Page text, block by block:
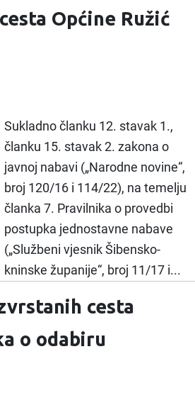
Općine Ružić
Sukladno članku 12. stavak 1.,
članku 15. stavak 2. zakona o
javnoj nabavi („Narodne novine“,
broj 120/16 i 114/22), na temelju
članka 7. Pravilnika o provedbi
postupka jednostavne nabave
(„Službeni vjesnik Šibensko-
kninske županije“, broj 11/17 i...
cesta
o odabiru